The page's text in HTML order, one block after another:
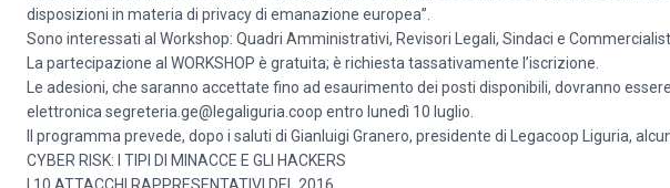
disposizioni in materia di privacy di emanazione europea”.
Sono interessati al Workshop: Quadri Amministrativi, Revisori Legali, Sindaci e
La partecipazione al WORKSHOP è gratuita; è richiesta tassativamente l’iscrizione.
Le adesioni, che saranno accettate fino ad esaurimento dei posti disponibili, dovranno
elettronica segreteria.ge@legaliguria.coop entro lunedì 10 luglio.
Il programma prevede, dopo i saluti di Gianluigi Granero, presidente di Legacoop Liguria,
CYBER RISK: I TIPI DI MINACCE E GLI HACKERS